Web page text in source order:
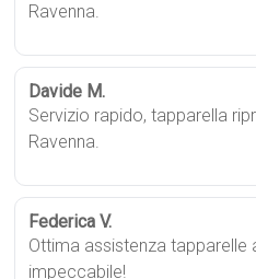
Ravenna.
Davide M.
Servizio rapido, tapparella
Ravenna.
Federica V.
Ottima assistenza tapparelle
impeccabile!